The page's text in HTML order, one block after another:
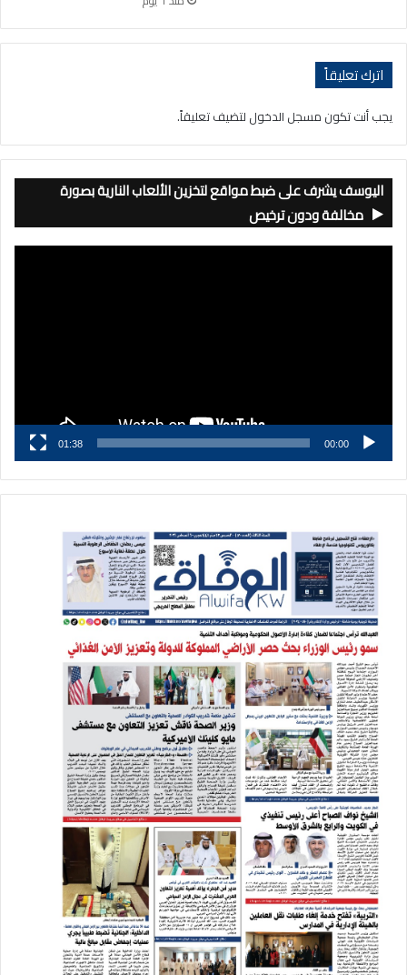
اترك تعليقاً
يجب أنت تكون مسجل الدخول لتضيف تعليقاً.
اليوسف يشرف على ضبط مواقع لتخزين الألعاب النارية بصورة
مخالفة ودون ترخيص
00:00
01:38